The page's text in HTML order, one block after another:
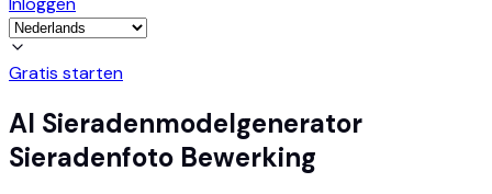
Gratis starten
AI Sieradenmodelgenerator
Sieradenfoto Bewerking